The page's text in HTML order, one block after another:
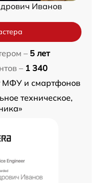
Иванов
– 5 лет
– 1 340
МФУ и смартфонов
техническое,